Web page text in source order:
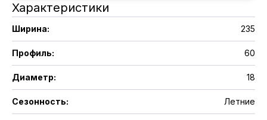
Характеристики
Ширина: 235
Профиль: 60
Диаметр: 18
Сезонность: Летние